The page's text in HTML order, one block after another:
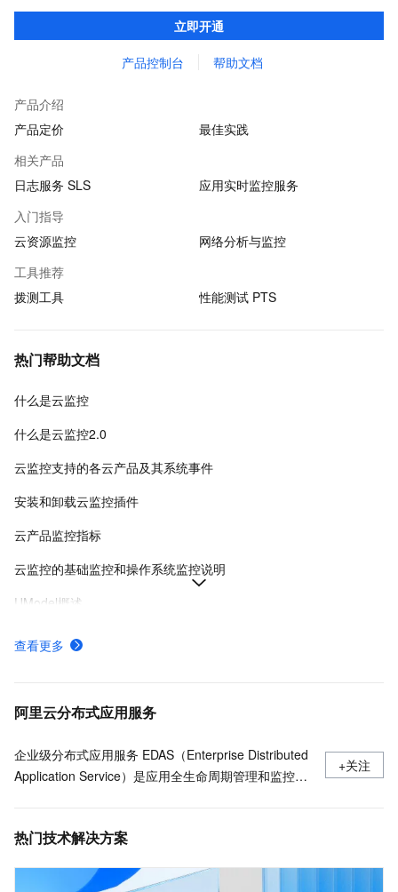
解阿里云上的资源使用情况、业务的运行状况和健康度，并对异常
报警做出反应，保证应用程序顺畅运行。
立即开通
产品控制台 帮助文档
产品介绍
产品定价
最佳实践
相关产品
日志服务 SLS
应用实时监控服务
入门指导
云资源监控
网络分析与监控
工具推荐
拨测工具
性能测试 PTS
热门帮助文档
什么是云监控
什么是云监控2.0
云监控支持的各云产品及其系统事件
安装和卸载云监控插件
云产品监控指标
云监控的基础监控和操作系统监控说明
UModel概述
调用DescribeMetricList查询指定监控项的监控数据-云监控-阿里云
开服地域
查看更多
阿里云分布式应用服务
企业级分布式应用服务 EDAS（Enterprise Distributed
Application Service）是应用全生命周期管理和监控的
的发布运行和服务治理 ，Java支持Spring Cloud、
Service Mesh。
+关注
热门技术解决方案